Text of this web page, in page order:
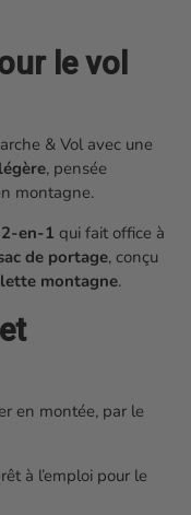
le vol
& Vol avec une
, pensée
montagne.
2-en-1 qui fait office à
de portage, conçu
montagne.
en montée, par le
à l’emploi pour le